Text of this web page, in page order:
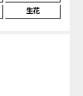
生花